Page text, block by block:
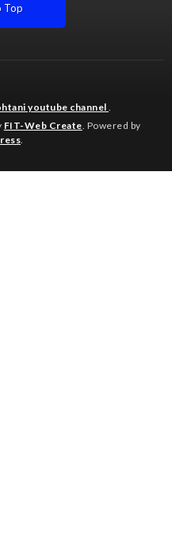
Top
youtube channel
FIT-Web Create . Powered by